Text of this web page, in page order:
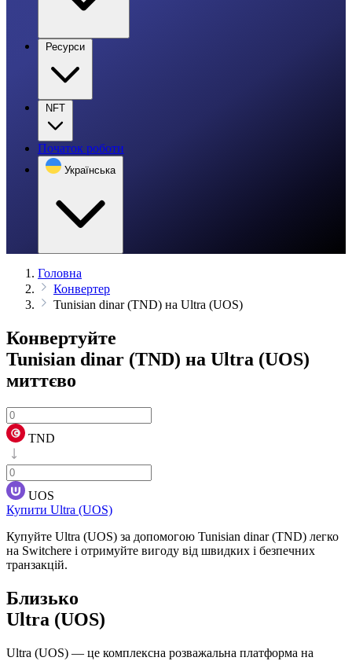
Ресурси
NFT
Початок роботи
Українська
Головна
Конвертер
Tunisian dinar (TND) на Ultra (UOS)
Конвертуйте
Tunisian dinar (TND) на Ultra (UOS)
миттєво
TND
UOS
Купити Ultra (UOS)
Купуйте Ultra (UOS) за допомогою Tunisian dinar (TND) легко
на Switchere і отримуйте вигоду від швидких і безпечних
транзакцій.
Близько
Ultra (UOS)
Ultra (UOS) — це комплексна розважальна платформа на